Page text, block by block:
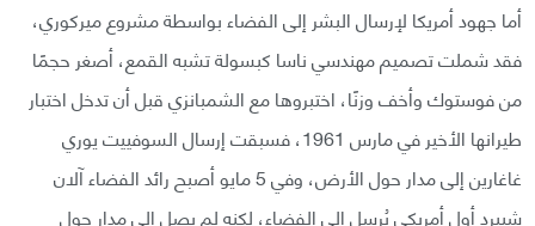
أما جهود أمريكا لإرسال البشر إلى الفضاء بواسطة مشروع ميركوري،
فقد شملت تصميم مهندسي ناسا كبسولة تشبه القمع، أصغر حجمًا
من فوستوك وأخف وزنًا، اختبروها مع الشمبانزي قبل أن تدخل اختبار
طيرانها الأخير في مارس 1961، فسبقت إرسال السوفييت يوري
غاغارين إلى مدار حول الأرض، وفي 5 مايو أصبح رائد الفضاء آلان
شيبرد أول أمريكي يُرسل إلى الفضاء، لكنه لم يصل إلى مدار حول